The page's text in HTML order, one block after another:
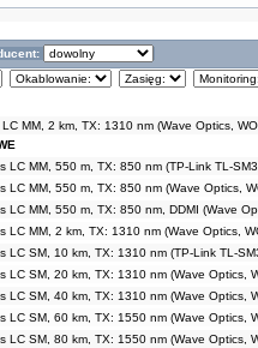
MM, 2 km, TX: 1310 nm (Wave Optics,
LC MM, 550 m, TX: 850 nm (TP-Link TL-
LC MM, 550 m, TX: 850 nm (Wave Optics,
LC MM, 550 m, TX: 850 nm, DDMI (Wave
LC MM, 2 km, TX: 1310 nm (Wave Optics,
LC SM, 10 km, TX: 1310 nm (TP-Link TL-
LC SM, 20 km, TX: 1310 nm (Wave Optics,
LC SM, 40 km, TX: 1310 nm (Wave Optics,
LC SM, 60 km, TX: 1550 nm (Wave Optics,
LC SM, 80 km, TX: 1550 nm (Wave Optics,